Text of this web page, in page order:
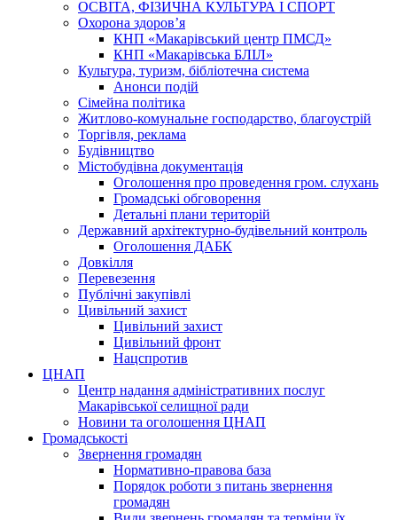
ОСВІТА, ФІЗИЧНА КУЛЬТУРА І СПОРТ
Охорона здоров’я
КНП «Макарівський центр ПМСД»
КНП «Макарівська БЛІЛ»
Культура, туризм, бібліотечна система
Анонси подій
Сімейна політика
Житлово-комунальне господарство, благоустрій
Торгівля, реклама
Будівництво
Містобудівна документація
Оголошення про проведення гром. слухань
Громадські обговорення
Детальні плани територій
Державний архітектурно-будівельний контроль
Оголошення ДАБК
Довкілля
Перевезення
Публічні закупівлі
Цивільний захист
Цивільний захист
Цивільний фронт
Нацспротив
ЦНАП
Центр надання адміністративних послуг
Макарівської селищної ради
Новини та оголошення ЦНАП
Громадськості
Звернення громадян
Нормативно-правова база
Порядок роботи з питань звернення
громадян